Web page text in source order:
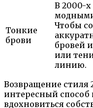
Тонкие
брови
В 2000-
Чтобы
бровей
или
линию.
Возвращение стиля
интересный способ
вдохновиться